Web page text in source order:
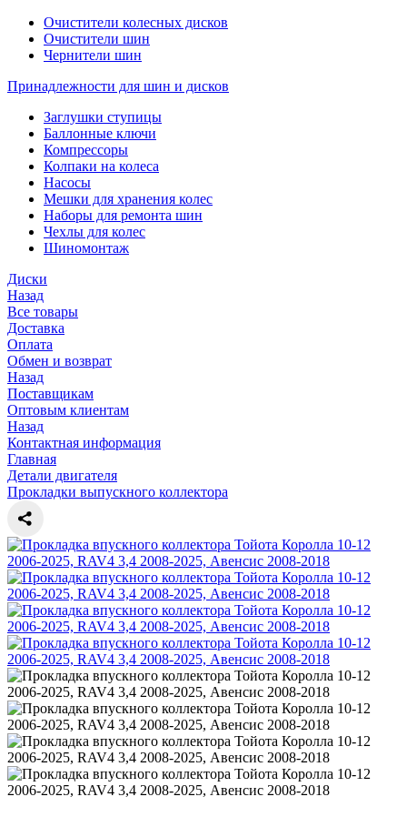
Очистители колесных дисков
Очистители шин
Чернители шин
Принадлежности для шин и дисков
Заглушки ступицы
Баллонные ключи
Компрессоры
Колпаки на колеса
Насосы
Мешки для хранения колес
Наборы для ремонта шин
Чехлы для колес
Шиномонтаж
Диски
Назад
Все товары
Доставка
Оплата
Обмен и возврат
Назад
Поставщикам
Оптовым клиентам
Назад
Контактная информация
Главная
Детали двигателя
Прокладки выпускного коллектора